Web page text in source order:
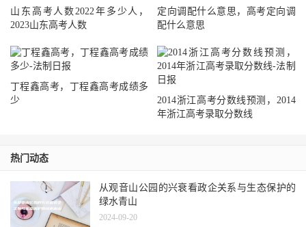
山东高考人数2022年多少人，
2023山东高考人数
定向调配什么意思，高考定向调
配什么意思
丁程鑫高考，丁程鑫高考成绩多
少
2014浙江高考分数线预测，2014
年浙江高考录取分数线
热门动态
从观音山公园的兴衰看政企关系与生态保护的
绿水青山
2024-09-20